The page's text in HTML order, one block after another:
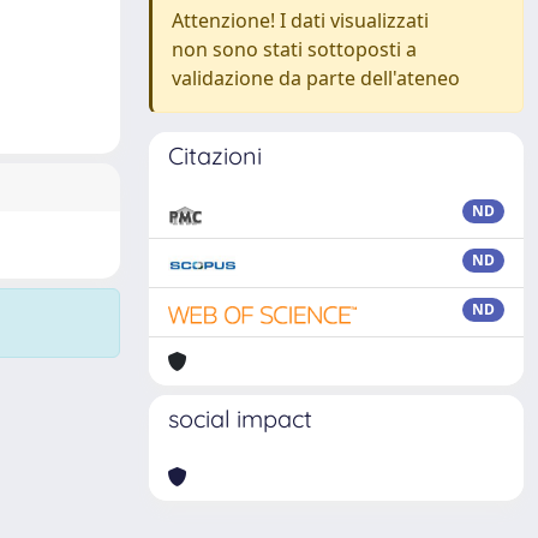
Attenzione! I dati visualizzati
non sono stati sottoposti a
validazione da parte dell'ateneo
Citazioni
ND
ND
ND
social impact